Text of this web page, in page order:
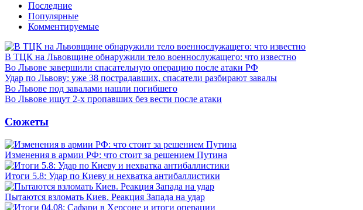
Последние
Популярные
Комментируемые
В ТЦК на Львовщине обнаружили тело военнослужащего: что известно
Во Львове завершили спасательную операцию после атаки РФ
Удар по Львову: уже 38 пострадавших, спасатели разбирают завалы
Во Львове под завалами нашли погибшего
Во Львове ищут 2-х пропавших без вести после атаки
Сюжеты
Изменения в армии РФ: что стоит за решением Путина
Итоги 5.8: Удар по Киеву и нехватка антибаллистики
Пытаются взломать Киев. Реакция Запада на удар